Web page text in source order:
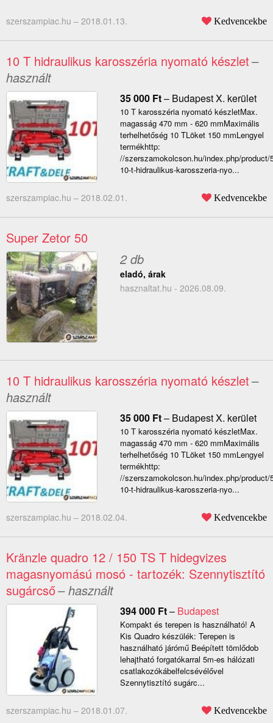
szerszampiac.hu – 2018.01.13. Kedvencekbe
10 T hidraulikus karosszéria nyomató készlet–
használt
35 000 Ft– Budapest X. kerület
10 T karosszéria nyomató készletMax.
magasság 470 mm - 620 mmMaximális
terhelhetőség 10 TLöket 150 mmLengyel
termékhttp:
//szerszamokolcson.hu/index.php/product/
10-t-hidraulikus-karosszeria-nyo...
szerszampiac.hu – 2018.02.01. Kedvencekbe
Super Zetor 50
2 db
eladó, árak
hasznaltat.hu - 2026.08.09.
10 T hidraulikus karosszéria nyomató készlet–
használt
35 000 Ft– Budapest X. kerület
10 T karosszéria nyomató készletMax.
magasság 470 mm - 620 mmMaximális
terhelhetőség 10 TLöket 150 mmLengyel
termékhttp:
//szerszamokolcson.hu/index.php/product/
10-t-hidraulikus-karosszeria-nyo...
szerszampiac.hu – 2018.02.04. Kedvencekbe
Kränzle quadro 12 / 150 TS T hidegvizes
magasnyomású mosó - tartozék: Szennytisztító
sugárcső– használt
394 000 Ft– Budapest
Kompakt és terepen is használható! A
Kis Quadro készülék: Terepen is
használható járómű Beépített tömlődob
lehajtható forgatókarral 5m-es hálózati
csatlakozókábelfelcsévélővel
Szennytisztító sugárc...
szerszampiac.hu – 2018.01.07. Kedvencekbe